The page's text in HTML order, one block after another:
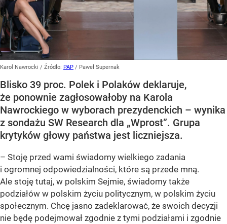
Karol Nawrocki / Źródło: PAP / Paweł Supernak
Blisko 39 proc. Polek i Polaków deklaruje,
że ponownie zagłosowałoby na Karola
Nawrockiego w wyborach prezydenckich – wynika
z sondażu SW Research dla „Wprost”. Grupa
krytyków głowy państwa jest liczniejsza.
– Stoję przed wami świadomy wielkiego zadania
i ogromnej odpowiedzialności, które są przede mną.
Ale stoję tutaj, w polskim Sejmie, świadomy także
podziałów w polskim życiu politycznym, w polskim życiu
społecznym. Chcę jasno zadeklarować, że swoich decyzji
nie będę podejmował zgodnie z tymi podziałami i zgodnie